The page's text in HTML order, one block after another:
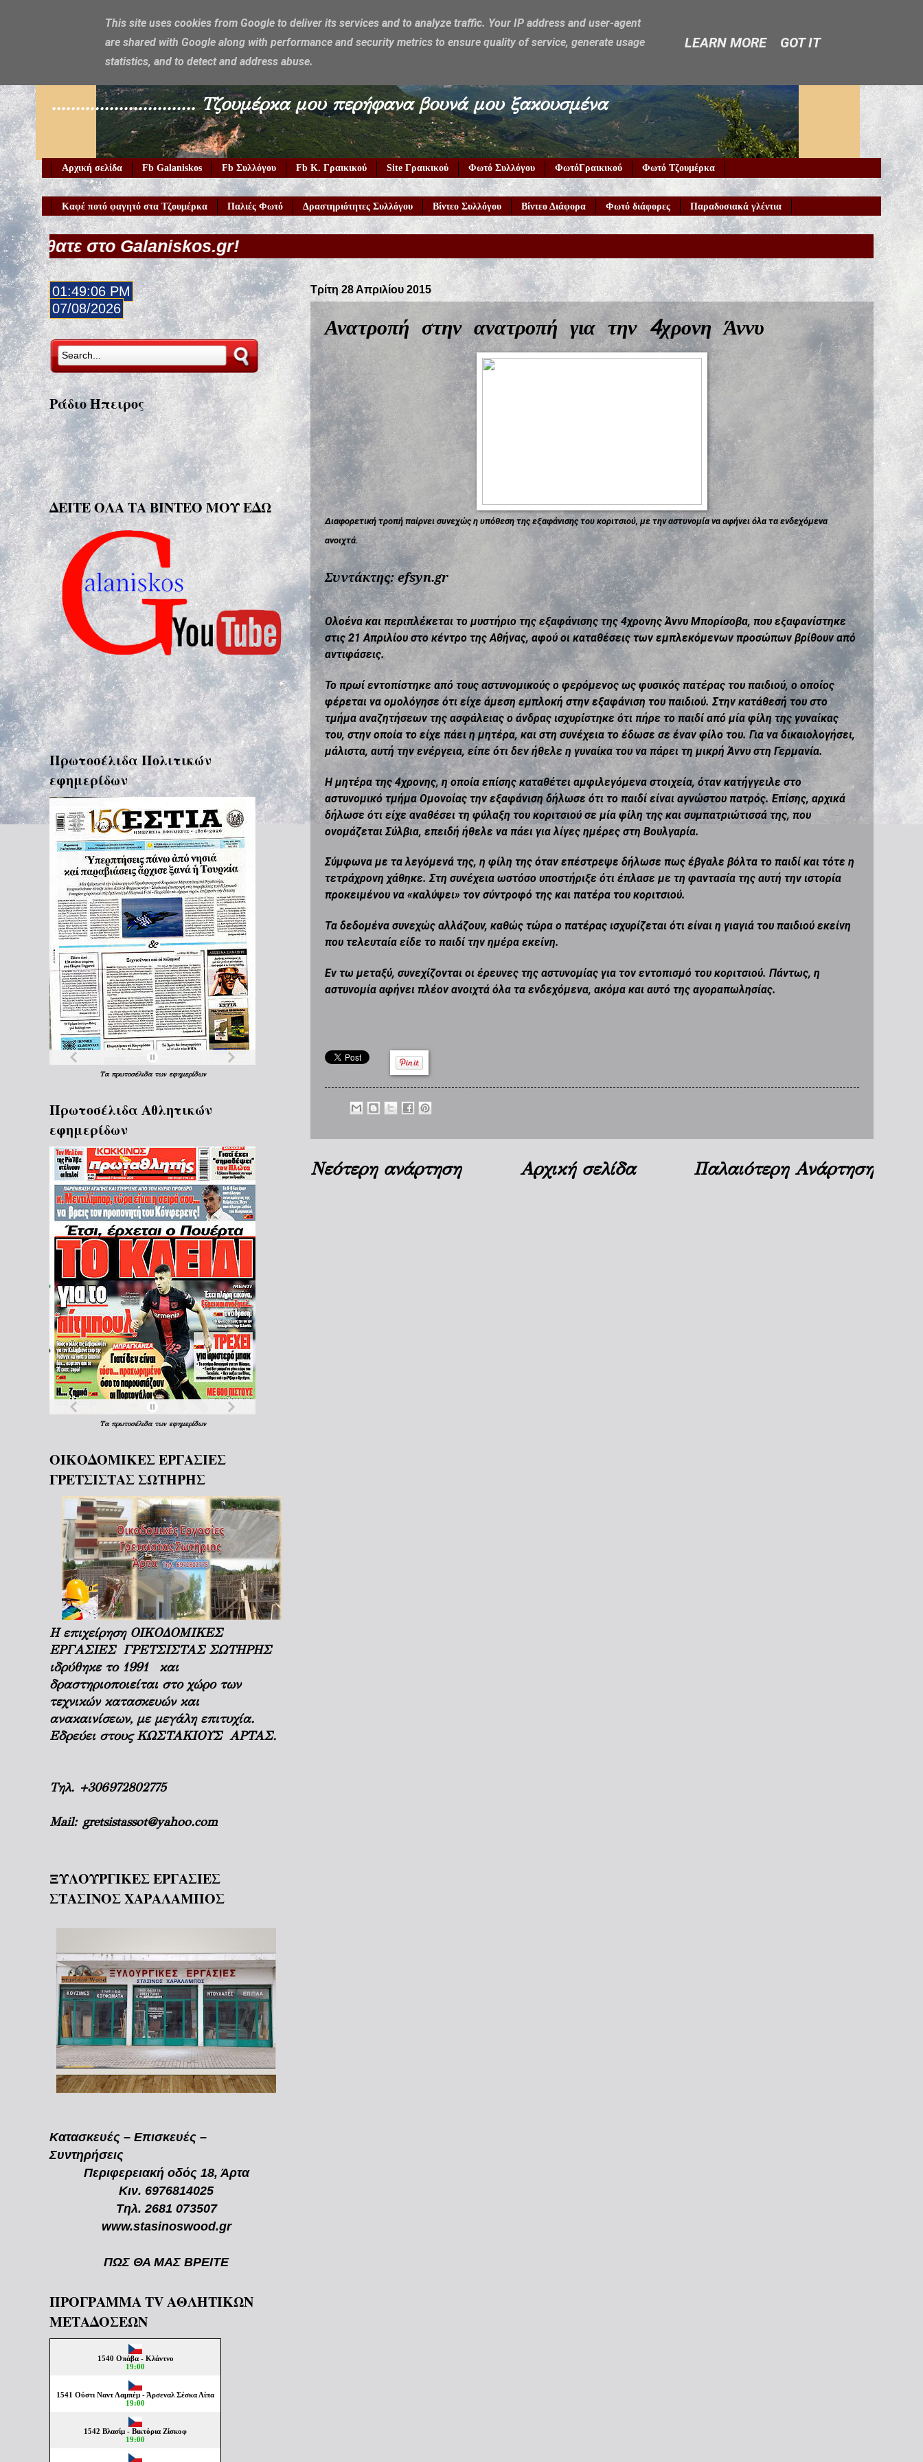
Galaniskos
.............................. Τζουμέρκα μου περήφανα βουνά μου ξακουσμένα
Αρχική σελίδα Fb Galaniskos Fb Συλλόγου Fb Κ. Γραικικού Site Γραικικού Φωτό Συλλόγου ΦωτόΓραικικού Φωτό Τζουμέρκα
Καφέ ποτό φαγητό στα Τζουμέρκα Παλιές Φωτό Δραστηριότητες Συλλόγου Βίντεο Συλλόγου Βίντεο Διάφορα Φωτό διάφορες Παραδοσιακά γλέντια
Galaniskos.gr!
Τρίτη 28 Απριλίου 2015
Ανατροπή στην ανατροπή για την 4χρονη Άννυ
Διαφορετική τροπή παίρνει συνεχώς η υπόθεση της εξαφάνισης του κοριτσιού, με την αστυνομία να αφήνει όλα τα ενδεχόμενα
ανοιχτά.
Συντάκτης: efsyn.gr
Ολοένα και περιπλέκεται το μυστήριο της εξαφάνισης της 4χρονης Άννυ Μπορίσοβα, που εξαφανίστηκε
στις 21 Απριλίου στο κέντρο της Αθήνας, αφού οι καταθέσεις των εμπλεκόμενων προσώπων βρίθουν από
αντιφάσεις.
Το πρωί εντοπίστηκε από τους αστυνομικούς ο φερόμενος ως φυσικός πατέρας του παιδιού, ο οποίος
φέρεται να ομολόγησε ότι είχε άμεση εμπλοκή στην εξαφάνιση του παιδιού. Στην κατάθεσή του στο
τμήμα αναζητήσεων της ασφάλειας ο άνδρας ισχυρίστηκε ότι πήρε το παιδί από μία φίλη της γυναίκας
του, στην οποία το είχε πάει η μητέρα, και στη συνέχεια το έδωσε σε έναν φίλο του. Για να δικαιολογήσει,
μάλιστα, αυτή την ενέργεια, είπε ότι δεν ήθελε η γυναίκα του να πάρει τη μικρή Άννυ στη Γερμανία.
Η μητέρα της 4χρονης, η οποία επίσης καταθέτει αμφιλεγόμενα στοιχεία, όταν κατήγγειλε στο
αστυνομικό τμήμα Ομονοίας την εξαφάνιση δήλωσε ότι το παιδί είναι αγνώστου πατρός. Επίσης, αρχικά
δήλωσε ότι είχε αναθέσει τη φύλαξη του κοριτσιού σε μία φίλη της και συμπατριώτισσά της, που
ονομάζεται Σύλβια, επειδή ήθελε να πάει για λίγες ημέρες στη Βουλγαρία.
Σύμφωνα με τα λεγόμενά της, η φίλη της όταν επέστρεψε δήλωσε πως έβγαλε βόλτα το παιδί και τότε η
τετράχρονη χάθηκε. Στη συνέχεια ωστόσο υποστήριξε ότι έπλασε με τη φαντασία της αυτή την ιστορία
προκειμένου να «καλύψει» τον σύντροφό της και πατέρα του κοριτσιού.
Τα δεδομένα συνεχώς αλλάζουν, καθώς τώρα ο πατέρας ισχυρίζεται ότι είναι η γιαγιά του παιδιού εκείνη
που τελευταία είδε το παιδί την ημέρα εκείνη.
Εν τω μεταξύ, συνεχίζονται οι έρευνες της αστυνομίας για τον εντοπισμό του κοριτσιού. Πάντως, η
αστυνομία αφήνει πλέον ανοιχτά όλα τα ενδεχόμενα, ακόμα και αυτό της αγοραπωλησίας.
Νεότερη ανάρτηση Παλαιότερη Ανάρτηση
Αρχική σελίδα
01:49:07 PM
07/08/2026
Ράδιο Ήπειρος
ΔΕΙΤΕ ΟΛΑ ΤΑ ΒΙΝΤΕΟ ΜΟΥ ΕΔΩ
Πρωτοσέλιδα Πολιτικών
εφημερίδων
Τα πρωτοσέλιδα των εφημερίδων
Πρωτοσέλιδα Aθλητικών
εφημερίδων
Τα πρωτοσέλιδα των εφημερίδων
ΟΙΚΟΔΟΜΙΚΕΣ ΕΡΓΑΣΙΕΣ
ΓΡΕΤΣΙΣΤΑΣ ΣΩΤΗΡΗΣ
Η επιχείρηση ΟΙΚΟΔΟΜΙΚΕΣ
ΕΡΓΑΣΙΕΣ ΓΡΕΤΣΙΣΤΑΣ ΣΩΤΗΡΗΣ
ιδρύθηκε το 1991 και
δραστηριοποιείται στο χώρο των
τεχνικών κατασκευών και
ανακαινίσεων, με μεγάλη επιτυχία.
Εδρεύει στους ΚΩΣΤΑΚΙΟΥΣ ΑΡΤΑΣ.
Τηλ. +306972802775
Mail: gretsistassot@yahoo.com
ΞΥΛΟΥΡΓΙΚΕΣ ΕΡΓΑΣΙΕΣ
ΣΤΑΣΙΝΟΣ ΧΑΡΑΛΑΜΠΟΣ
Κατασκευές – Επισκευές –
Συντηρήσεις
Περιφερειακή οδός 18, Άρτα
Κιν. 6976814025
Τηλ. 2681 073507
www.stasinoswood.gr
ΠΩΣ ΘΑ ΜΑΣ ΒΡΕΙΤΕ
ΠΡΟΓΡΑΜΜΑ TV ΑΘΛΗΤΙΚΩΝ
ΜΕΤΑΔΟΣΕΩΝ
This site uses cookies from Google to deliver its services and to analyze traffic. Your IP address and user-agent
are shared with Google along with performance and security metrics to ensure quality of service, generate usage
statistics, and to detect and address abuse.
LEARN MORE GOT IT